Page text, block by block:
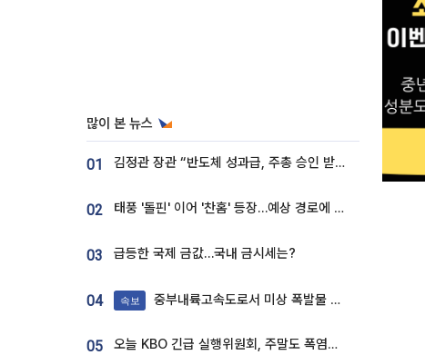
많이 본 뉴스
01 김정관 장관 “반도체 성과급, 주총 승인 받도록”…상법·자본시장법 개정 시사
02 태풍 '돌핀' 이어 '찬홈' 등장…예상 경로에 한국 '한숨'
03 급등한 국제 금값…국내 금시세는?
04 속보 중부내륙고속도로서 미상 폭발물 발견
05 오늘 KBO 긴급 실행위원회, 주말도 폭염취소 될까